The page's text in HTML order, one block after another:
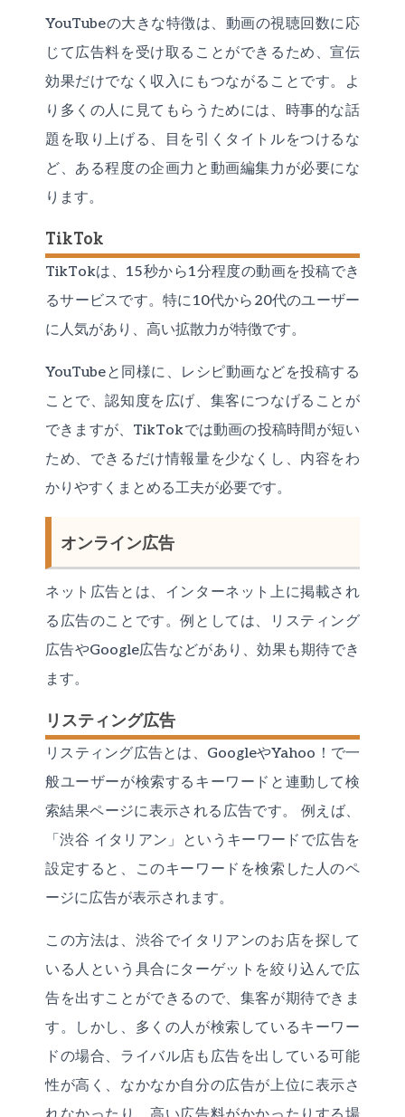
YouTubeの大きな特徴は、動画の視聴回数に応
じて広告料を受け取ることができるため、宣伝
効果だけでなく収入にもつながることです。よ
り多くの人に見てもらうためには、時事的な話
題を取り上げる、目を引くタイトルをつけるな
ど、ある程度の企画力と動画編集力が必要にな
ります。
TikTok
TikTokは、15秒から1分程度の動画を投稿でき
るサービスです。特に10代から20代のユーザー
に人気があり、高い拡散力が特徴です。
YouTubeと同様に、レシピ動画などを投稿する
ことで、認知度を広げ、集客につなげることが
できますが、TikTokでは動画の投稿時間が短い
ため、できるだけ情報量を少なくし、内容をわ
かりやすくまとめる工夫が必要です。
オンライン広告
ネット広告とは、インターネット上に掲載され
る広告のことです。例としては、リスティング
広告やGoogle広告などがあり、効果も期待でき
ます。
リスティング広告
リスティング広告とは、GoogleやYahoo！で一
般ユーザーが検索するキーワードと連動して検
索結果ページに表示される広告です。 例えば、
「渋谷 イタリアン」というキーワードで広告を
設定すると、このキーワードを検索した人のペ
ージに広告が表示されます。
この方法は、渋谷でイタリアンのお店を探して
いる人という具合にターゲットを絞り込んで広
告を出すことができるので、集客が期待できま
す。しかし、多くの人が検索しているキーワー
ドの場合、ライバル店も広告を出している可能
性が高く、なかなか自分の広告が上位に表示さ